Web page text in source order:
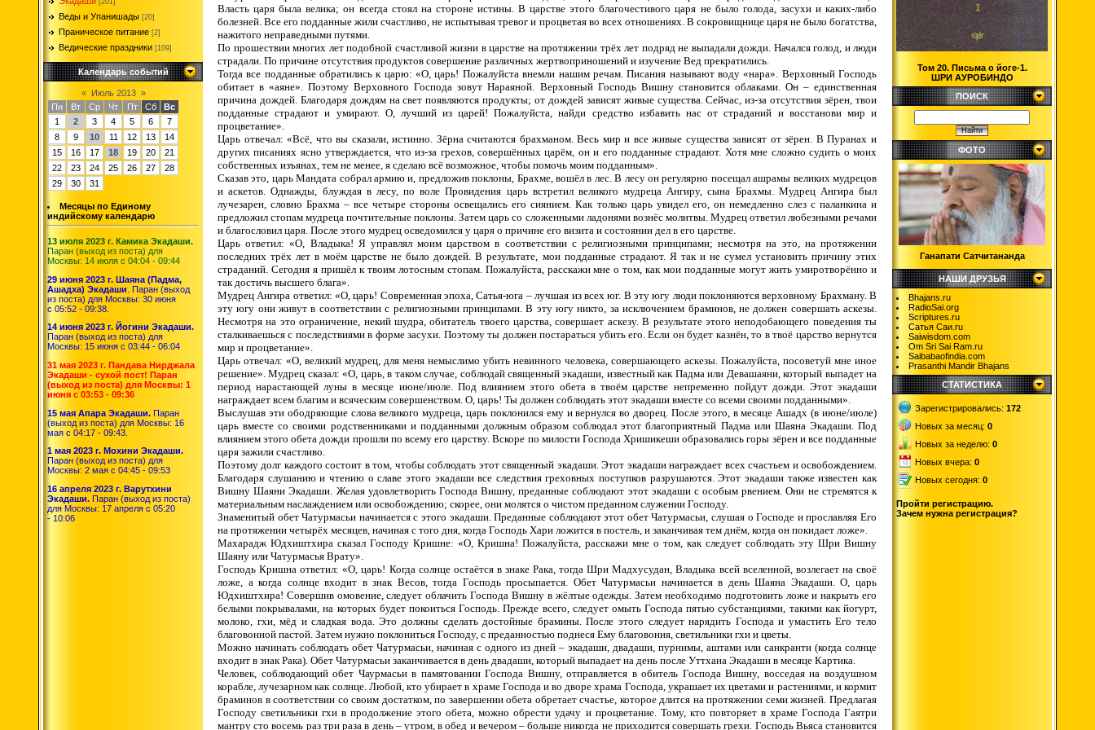
[201]
Веды и Упанишады [20]
Праническое питание [2]
Ведические праздники [109]
Календарь событий
« Июль 2013 »
Пн
Вт Ср Чт Пт Сб
Вс
1
2 3 4 5 6
7
8
9 10 11 12 13
14
15
16 17 18 19 20
21
22
23 24 25 26 27
28
29
30 31
Месяцы по Единому
индийскому календарю
13 июля 2023 г. Камика Экадаши.
Паран (выход из поста) для
Москвы: 14 июля с 04:04 - 09:44
29 июня 2023 г. Шаяна (Падма,
Ашадха) Экадаши . Паран (выход
из поста) для Москвы: 30 июня
с 05:52 - 09:38.
14 июня 2023 г. Йогини Экадаши.
Паран (выход из поста) для
Москвы: 15 июня с 03:44 - 06:04
31 мая 2023 г. Пандава Нирджала
Экадаши - сухой пост! Паран
(выход из поста) для Москвы: 1
июня с 03:53 - 09:36
15 мая Апара Экадаши. Паран
(выход из поста) для Москвы: 16
мая с 04:17 - 09:43.
1 мая 2023 г. Мохини Экадаши.
Паран (выход из поста) для
Москвы: 2 мая с 04:45 - 09:53
16 апреля 2023 г. Варутхини
Экадаши. Паран (выход из поста)
для Москвы: 17 апреля с 05:20
- 10:06
Власть царя была велика; он всегда стоял на стороне истины. В царстве этого благочестивого царя не было голода, засухи и каких-либо
болезней. Все его подданные жили счастливо, не испытывая тревог и процветая во всех отношениях. В сокровищнице царя не было богатства,
нажитого неправедными путями.
По прошествии многих лет подобной счастливой жизни в царстве на протяжении трёх лет подряд не выпадали дожди. Начался голод, и люди
страдали. По причине отсутствия продуктов совершение различных жертвоприношений и изучение Вед прекратились.
Тогда все подданные обратились к царю: «О, царь! Пожалуйста внемли нашим речам. Писания называют воду «нара». Верховный Господь
обитает в «аяне». Поэтому Верховного Господа зовут Нараяной. Верховный Господь Вишну становится облаками. Он – единственная
причина дождей. Благодаря дождям на свет появляются продукты; от дождей зависят живые существа. Сейчас, из-за отсутствия зёрен, твои
подданные страдают и умирают. О, лучший из царей! Пожалуйста, найди средство избавить нас от страданий и восстанови мир и
процветание».
Царь отвечал: «Всё, что вы сказали, истинно. Зёрна считаются брахманом. Весь мир и все живые существа зависят от зёрен. В Пуранах и
других писаниях ясно утверждается, что из-за грехов, совершённых царём, он и его подданные страдают. Хотя мне сложно судить о моих
собственных изъянах, тем не менее, я сделаю всё возможное, чтобы помочь моим подданным».
Сказав это, царь Мандата собрал армию и, предложив поклоны, Брахме, вошёл в лес. В лесу он регулярно посещал ашрамы великих мудрецов
и аскетов. Однажды, блуждая в лесу, по воле Провидения царь встретил великого мудреца Ангиру, сына Брахмы. Мудрец Ангира был
лучезарен, словно Брахма – все четыре стороны освещались его сиянием. Как только царь увидел его, он немедленно слез с паланкина и
предложил стопам мудреца почтительные поклоны. Затем царь со сложенными ладонями вознёс молитвы. Мудрец ответил любезными речами
и благословил царя. После этого мудрец осведомился у царя о причине его визита и состоянии дел в его царстве.
Царь ответил: «О, Владыка! Я управлял моим царством в соответствии с религиозными принципами; несмотря на это, на протяжении
последних трёх лет в моём царстве не было дождей. В результате, мои подданные страдают. Я так и не сумел установить причину этих
страданий. Сегодня я пришёл к твоим лотосным стопам. Пожалуйста, расскажи мне о том, как мои подданные могут жить умиротворённо и
так достичь высшего блага».
Мудрец Ангира ответил: «О, царь! Современная эпоха, Сатья-юга – лучшая из всех юг. В эту югу люди поклоняются верховному Брахману. В
эту югу они живут в соответствии с религиозными принципами. В эту югу никто, за исключением браминов, не должен совершать аскезы.
Несмотря на это ограничение, некий шудра, обитатель твоего царства, совершает аскезу. В результате этого неподобающего поведения ты
сталкиваешься с последствиями в форме засухи. Поэтому ты должен постараться убить его. Если он будет казнён, то в твоё царство вернутся
мир и процветание».
Царь отвечал: «О, великий мудрец, для меня немыслимо убить невинного человека, совершающего аскезы. Пожалуйста, посоветуй мне иное
решение». Мудрец сказал: «О, царь, в таком случае, соблюдай священный экадаши, известный как Падма или Девашаяни, который выпадет на
период нарастающей луны в месяце июне/июле. Под влиянием этого обета в твоём царстве непременно пойдут дожди. Этот экадаши
награждает всем благим и всяческим совершенством. О, царь! Ты должен соблюдать этот экадаши вместе со всеми своими подданными».
Выслушав эти ободряющие слова великого мудреца, царь поклонился ему и вернулся во дворец. После этого, в месяце Ашадх (в июне/июле)
царь вместе со своими родственниками и подданными должным образом соблюдал этот благоприятный Падма или Шаяна Экадаши. Под
влиянием этого обета дожди прошли по всему его царству. Вскоре по милости Господа Хришикеши образовались горы зёрен и все подданные
царя зажили счастливо.
Поэтому долг каждого состоит в том, чтобы соблюдать этот священный экадаши. Этот экадаши награждает всех счастьем и освобождением.
Благодаря слушанию и чтению о славе этого экадаши все следствия греховных поступков разрушаются. Этот экадаши также известен как
Вишну Шаяни Экадаши. Желая удовлетворить Господа Вишну, преданные соблюдают этот экадаши с особым рвением. Они не стремятся к
материальным наслаждением или освобождению; скорее, они молятся о чистом преданном служении Господу.
Знаменитый обет Чатурмасьи начинается с этого экадаши. Преданные соблюдают этот обет Чатурмасьи, слушая о Господе и прославляя Его
на протяжении четырёх месяцев, начиная с того дня, когда Господь Хари ложится в постель, и заканчивая тем днём, когда он покидает ложе».
Махарадж Юдхиштхира сказал Господу Кришне: «О, Кришна! Пожалуйста, расскажи мне о том, как следует соблюдать эту Шри Вишну
Шаяну или Чатурмасья Врату».
Господь Кришна ответил: «О, царь! Когда солнце остаётся в знаке Рака, тогда Шри Мадхусудан, Владыка всей вселенной, возлегает на своё
ложе, а когда солнце входит в знак Весов, тогда Господь просыпается. Обет Чатурмасьи начинается в день Шаяна Экадаши. О, царь
Юдхиштхира! Совершив омовение, следует облачить Господа Вишну в жёлтые одежды. Затем необходимо подготовить ложе и накрыть его
белыми покрывалами, на которых будет покоиться Господь. Прежде всего, следует омыть Господа пятью субстанциями, такими как йогурт,
молоко, гхи, мёд и сладкая вода. Это должны сделать достойные брамины. После этого следует нарядить Господа и умастить Его тело
благовонной пастой. Затем нужно поклониться Господу, с преданностью поднеся Ему благовония, светильники гхи и цветы.
Можно начинать соблюдать обет Чатурмасьи, начиная с одного из дней – экадаши, двадаши, пурнимы, аштами или санкранти (когда солнце
входит в знак Рака). Обет Чатурмасьи заканчивается в день двадаши, который выпадает на день после Уттхана Экадаши в месяце Картика.
Человек, соблюдающий обет Чаурмасьи в памятовании Господа Вишну, отправляется в обитель Господа Вишну, восседая на воздушном
корабле, лучезарном как солнце. Любой, кто убирает в храме Господа и во дворе храма Господа, украшает их цветами и растениями, и кормит
браминов в соответствии со своим достатком, по завершении обета обретает счастье, которое длится на протяжении семи жизней. Предлагая
Господу светильники гхи в продолжение этого обета, можно обрести удачу и процветание. Тому, кто повторяет в храме Господа Гаятри
мантру сто восемь раз три раза в день – утром, в обед и вечером – больше никогда не приходится совершать грехи. Господь Вьяса становится
Том 20. Письма о йоге-1.
ШРИ АУРОБИНДО
ПОИСК
ФОТО
Ганапати Сатчитананда
НАШИ ДРУЗЬЯ
Bhajans.ru
RadioSai.org
Scriptures.ru
Сатья Саи.ru
Saiwisdom.com
Om Sri Sai Ram.ru
Saibabaofindia.com
Prasanthi Mandir Bhajans
СТАТИСТИКА
Зарегистрировались: 172
Новых за месяц: 0
Новых за неделю: 0
Новых вчера: 0
Новых сегодня: 0
Пройти регистрацию.
Зачем нужна регистрация?